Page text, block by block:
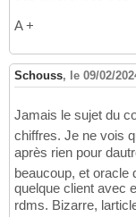
A +
Schouss, le 09/02/
Jamais le sujet du
chiffres. Je ne vois
après rien pour
beaucoup, et oracle
quelque client avec
rdms. Bizarre,